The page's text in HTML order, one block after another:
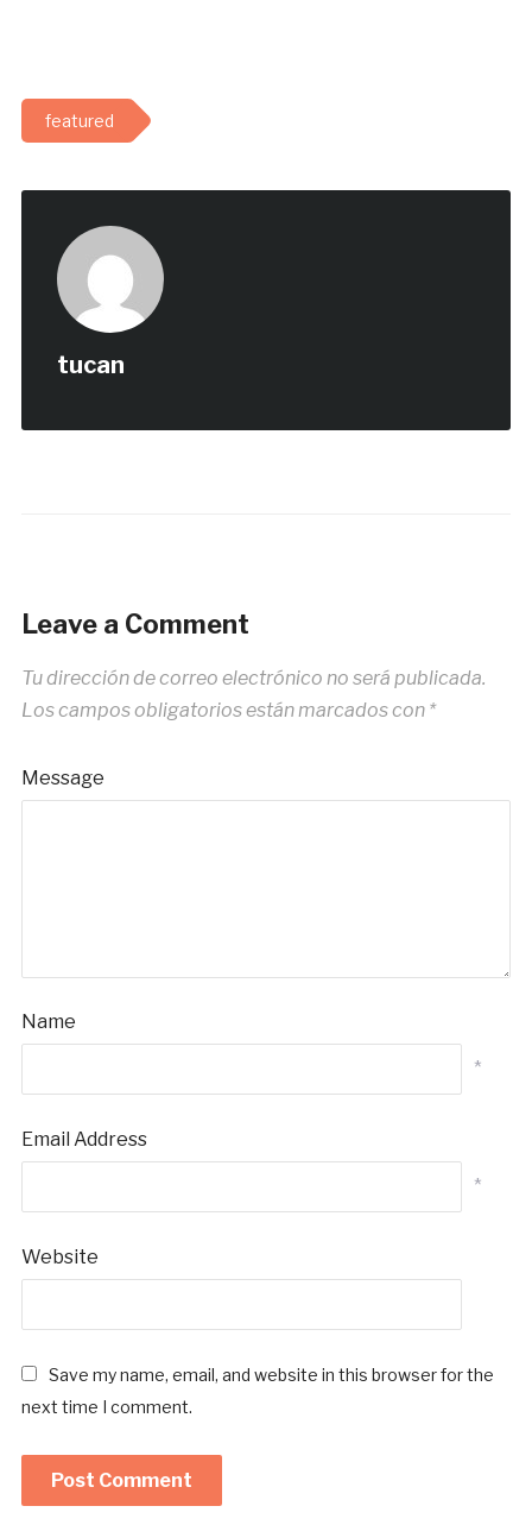
featured
tucan
Leave a Comment
Tu dirección de correo electrónico no será publicada.
Los campos obligatorios están marcados con *
Message
Name
*
Email Address
*
Website
Save my name, email, and website in this browser for the
next time I comment.